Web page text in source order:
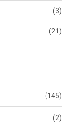
(3)
(21)
(145)
(2)